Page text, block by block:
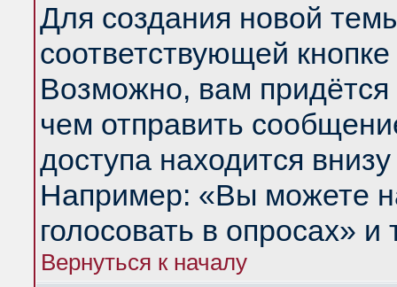
Для создания новой
соответствующей
Возможно, вам придётся
чем отправить
доступа находится
Например: «Вы можете
голосовать в опросах» и
Вернуться к началу